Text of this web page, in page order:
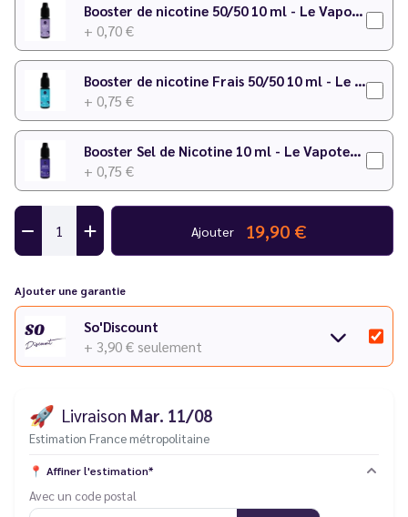
Booster de nicotine 50/50 10 ml - Le Vapoteur Discount
+ 0,70 €
Booster de nicotine Frais 50/50 10 ml - Le Vapoteur Discount
+ 0,75 €
Booster Sel de Nicotine 10 ml - Le Vapoteur Discount
+ 0,75 €
Ajouter 19,90 €
Ajouter une garantie
So'Discount
+ 3,90 € seulement
🚀 Livraison Mar. 11/08
Estimation France métropolitaine
📍 Affiner l'estimation*
Avec un code postal